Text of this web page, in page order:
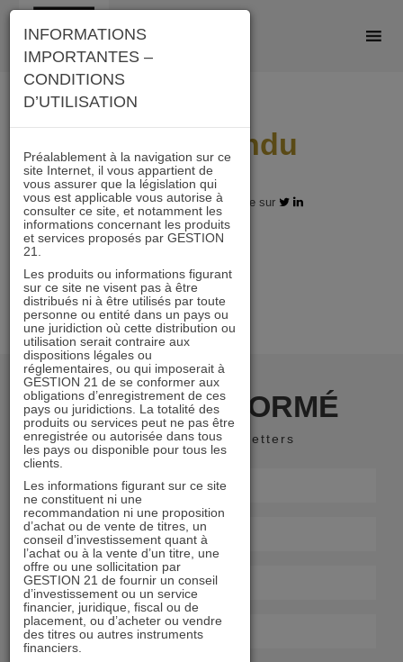
Skip
content
Daniel Tondu
01.01.2017 - Partagez l'article sur
suivant
RESTER INFORMÉ
Recevoir nos newsletters
INFORMATIONS
IMPORTANTES –
CONDITIONS
D’UTILISATION
Préalablement à la navigation sur ce
site Internet, il vous appartient de
vous assurer que la législation qui
vous est applicable vous autorise à
consulter ce site, et notamment les
informations concernant les produits
et services proposés par GESTION
21.
Les produits ou informations figurant
sur ce site ne visent pas à être
distribués ni à être utilisés par toute
personne ou entité dans un pays ou
une juridiction où cette distribution ou
utilisation serait contraire aux
dispositions légales ou
réglementaires, ou qui imposerait à
GESTION 21 de se conformer aux
obligations d’enregistrement de ces
pays ou juridictions. La totalité des
produits ou services peut ne pas être
enregistrée ou autorisée dans tous
les pays ou disponible pour tous les
clients.
Les informations figurant sur ce site
ne constituent ni une
recommandation ni une proposition
d’achat ou de vente de titres, un
conseil d’investissement quant à
l’achat ou à la vente d’un titre, une
offre ou une sollicitation par
GESTION 21 de fournir un conseil
d’investissement ou un service
financier, juridique, fiscal ou de
placement, ou d’acheter ou vendre
des titres ou autres instruments
financiers.